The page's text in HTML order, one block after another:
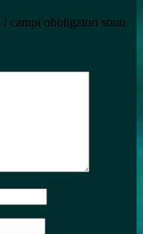
I campi obbligatori sono